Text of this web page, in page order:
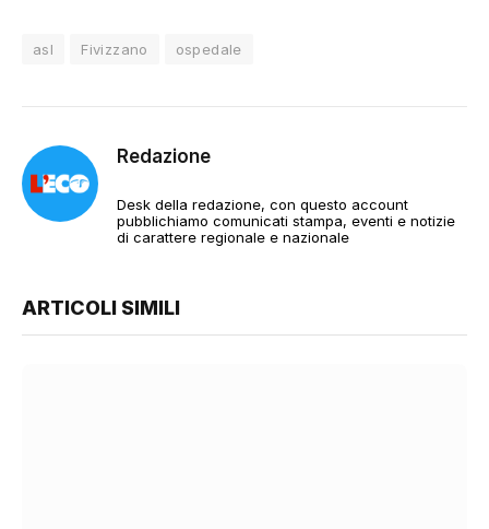
asl Fivizzano ospedale
Redazione
Desk della redazione, con questo account
pubblichiamo comunicati stampa, eventi e notizie
di carattere regionale e nazionale
ARTICOLI SIMILI